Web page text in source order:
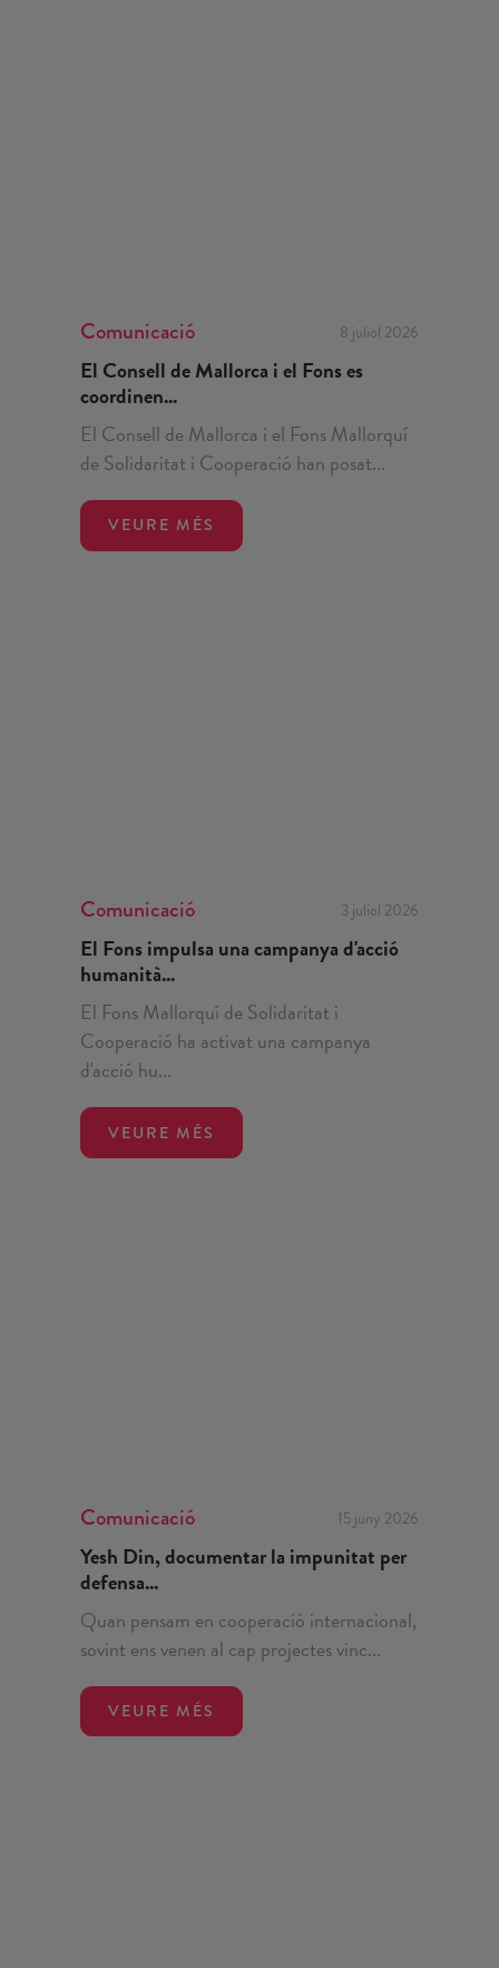
Comunicació 8 juliol 2026
El Consell de Mallorca i el Fons es
coordinen...
El Consell de Mallorca i el Fons Mallorquí
de Solidaritat i Cooperació han posat...
VEURE MÉS
Comunicació 3 juliol 2026
El Fons impulsa una campanya d'acció
humanità...
El Fons Mallorquí de Solidaritat i
Cooperació ha activat una campanya
d'acció hu...
VEURE MÉS
Comunicació 15 juny 2026
Yesh Din, documentar la impunitat per
defensa...
Quan pensam en cooperació internacional,
sovint ens venen al cap projectes vinc...
VEURE MÉS